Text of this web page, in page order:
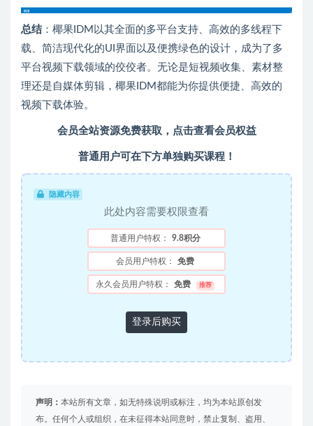
总结：椰果IDM以其全面的多平台支持、高效的多线程下
载、简洁现代化的UI界面以及便携绿色的设计，成为了多
平台视频下载领域的佼佼者。无论是短视频收集、素材整
理还是自媒体剪辑，椰果IDM都能为你提供便捷、高效的
视频下载体验。
会员全站资源免费获取，点击查看会员权益
普通用户可在下方单独购买课程！
隐藏内容
此处内容需要权限查看
普通用户特权： 9.8积分
会员用户特权： 免费
永久会员用户特权： 免费 推荐
登录后购买
声明： 本站所有文章，如无特殊说明或标注，均为本站原创发
布。任何个人或组织，在未征得本站同意时，禁止复制、盗用、